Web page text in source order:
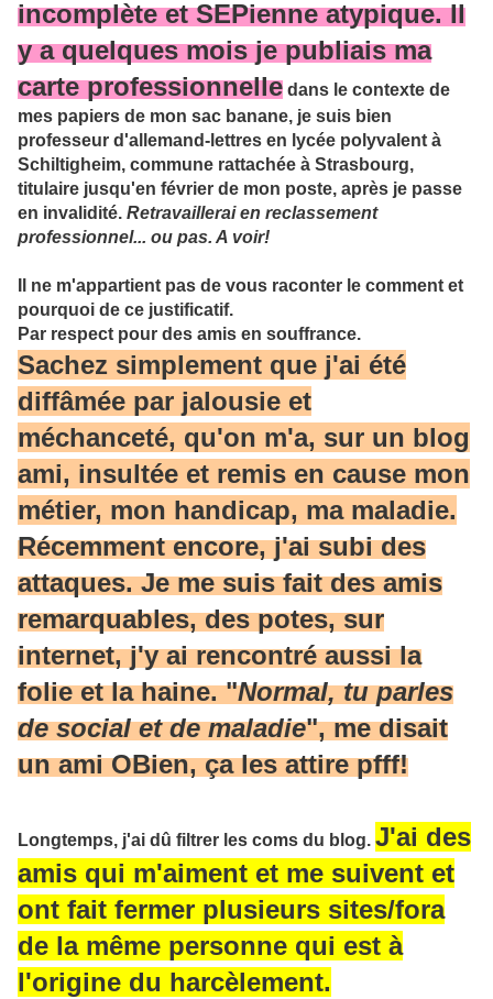
incomplète et SEPienne atypique. Il
y a quelques mois je publiais ma
carte professionnelle dans le contexte de
mes papiers de mon sac banane, je suis bien
professeur d'allemand-lettres en lycée polyvalent à
Schiltigheim, commune rattachée à Strasbourg,
titulaire jusqu'en février de mon poste, après je passe
en invalidité. Retravaillerai en reclassement
professionnel... ou pas. A voir!
Il ne m'appartient pas de vous raconter le comment et
pourquoi de ce justificatif.
Par respect pour des amis en souffrance.
Sachez simplement que j'ai été
diffâmée par jalousie et
méchanceté, qu'on m'a, sur un blog
ami, insultée et remis en cause mon
métier, mon handicap, ma maladie.
Récemment encore, j'ai subi des
attaques. Je me suis fait des amis
remarquables, des potes, sur
internet, j'y ai rencontré aussi la
folie et la haine. "Normal, tu parles
de social et de maladie", me disait
un ami OBien, ça les attire pfff!
Longtemps, j'ai dû filtrer les coms du blog. J'ai des
amis qui m'aiment et me suivent et
ont fait fermer plusieurs sites/fora
de la même personne qui est à
l'origine du harcèlement.